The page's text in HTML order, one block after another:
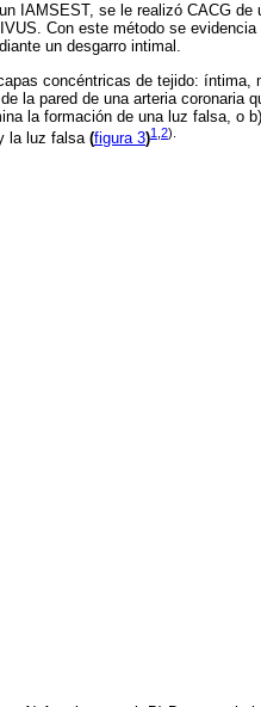
IAMSEST, se le realizó CACG de
Con este método se
un desgarro intimal.
concéntricas de tejido:
la pared de una arteria coronaria
la formación de una luz falsa, o
la luz falsa(figura 3)1 2).